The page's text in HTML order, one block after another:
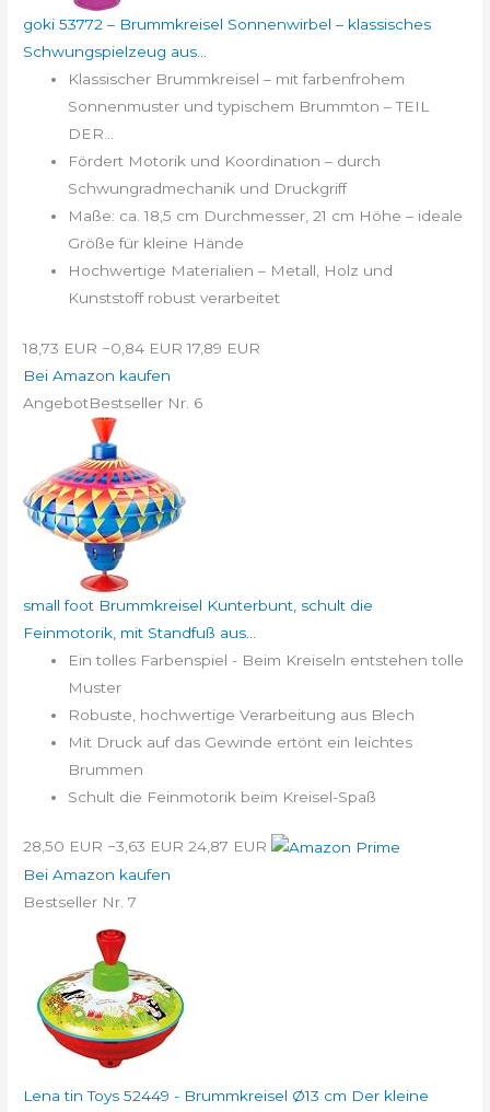
goki 53772 – Brummkreisel Sonnenwirbel – klassisches
Schwungspielzeug aus...
Klassischer Brummkreisel – mit farbenfrohem
Sonnenmuster und typischem Brummton – TEIL
DER...
Fördert Motorik und Koordination – durch
Schwungradmechanik und Druckgriff
Maße: ca. 18,5 cm Durchmesser, 21 cm Höhe – ideale
Größe für kleine Hände
Hochwertige Materialien – Metall, Holz und
Kunststoff robust verarbeitet
18,73 EUR −0,84 EUR 17,89 EUR
Bei Amazon kaufen
AngebotBestseller Nr. 6
small foot Brummkreisel Kunterbunt, schult die
Feinmotorik, mit Standfuß aus...
Ein tolles Farbenspiel - Beim Kreiseln entstehen tolle
Muster
Robuste, hochwertige Verarbeitung aus Blech
Mit Druck auf das Gewinde ertönt ein leichtes
Brummen
Schult die Feinmotorik beim Kreisel-Spaß
28,50 EUR −3,63 EUR 24,87 EUR
Bei Amazon kaufen
Bestseller Nr. 7
Lena tin Toys 52449 - Brummkreisel Ø13 cm Der kleine